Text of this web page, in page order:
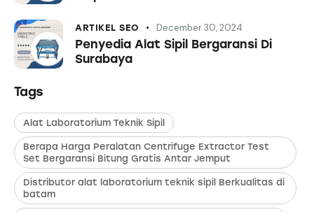
ARTIKEL SEO December 30, 2024
Penyedia Alat Sipil Bergaransi Di
Surabaya
Tags
Alat Laboratorium Teknik Sipil
Berapa Harga Peralatan Centrifuge Extractor Test
Set Bergaransi Bitung Gratis Antar Jemput
Distributor alat laboratorium teknik sipil Berkualitas di
batam